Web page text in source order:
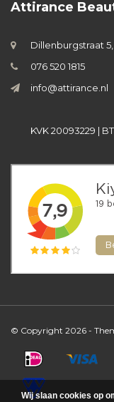
Attirance
Dillenburgstraat
076 520 1815
info@attirance.nl
KVK 20093229 |
© Copyright 2026 -
Wij slaan cookies op